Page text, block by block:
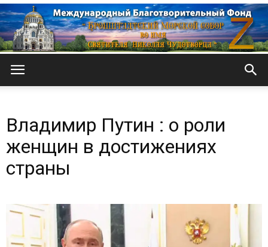
Морской
Владимир Путин : о роли
женщин в достижениях
страны